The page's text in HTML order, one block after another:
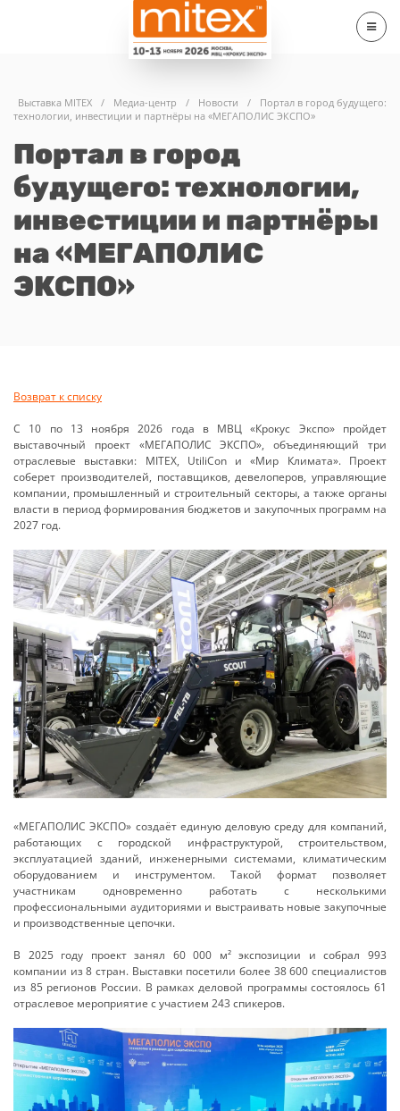
Выставка MITEX / Медиа-центр / Новости /
Портал в город будущего:
технологии, инвестиции и партнёры на «МЕГАПОЛИС ЭКСПО»
Портал в город
будущего: технологии,
инвестиции и партнёры
на «МЕГАПОЛИС
ЭКСПО»
Возврат к списку
С 10 по 13 ноября 2026 года в МВЦ «Крокус Экспо» пройдет
выставочный проект «МЕГАПОЛИС ЭКСПО», объединяющий три
отраслевые выставки: MITEX, UtiliCon и «Мир Климата». Проект
соберет производителей, поставщиков, девелоперов, управляющие
компании, промышленный и строительный секторы, а также органы
власти в период формирования бюджетов и закупочных программ на
2027 год.
«МЕГАПОЛИС ЭКСПО» создаёт единую деловую среду для компаний,
работающих с городской инфраструктурой, строительством,
эксплуатацией зданий, инженерными системами, климатическим
оборудованием и инструментом. Такой формат позволяет
участникам одновременно работать с несколькими
профессиональными аудиториями и выстраивать новые закупочные
и производственные цепочки.
В 2025 году проект занял 60 000 м² экспозиции и собрал 993
компании из 8 стран. Выставки посетили более 38 600 специалистов
из 85 регионов России. В рамках деловой программы состоялось 61
отраслевое мероприятие с участием 243 спикеров.